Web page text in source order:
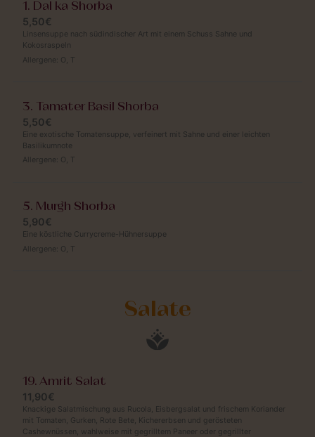
1. Dal ka Shorba
5,50€
Linsensuppe nach südindischer Art mit einem Schuss Sahne und
Kokosraspeln
Allergene: O, T
3. Tamater Basil Shorba
5,50€
Eine exotische Tomatensuppe, verfeinert mit Sahne und einer leichten
Basilikumnote
Allergene: O, T
5. Murgh Shorba
5,90€
Eine köstliche Currycreme-Hühnersuppe
Allergene: O, T
Salate
19. Amrit Salat
11,90€
Knackige Salatmischung aus Rucola, Eisbergsalat und frischem Koriander
mit Tomaten, Gurken, Rote Bete, Kichererbsen und gerösteten
Cashewnüssen, wahlweise mit gegrilltem Paneer oder gegrillter